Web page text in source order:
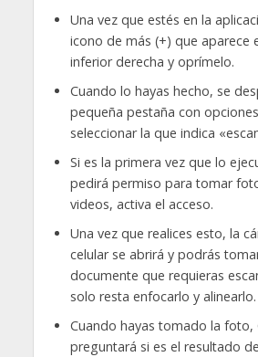
Una vez que estés en la
icono de más (+) que aparece
inferior derecha y oprímelo.
Cuando lo hayas hecho, se
pequeña pestaña con
seleccionar la que indica
Si es la primera vez que lo
pedirá permiso para tomar
videos, activa el acceso.
Una vez que realices esto, la
celular se abrirá y podrás
documente que requieras
solo resta enfocarlo y alinearlo.
Cuando hayas tomado la foto,
preguntará si es el resultado